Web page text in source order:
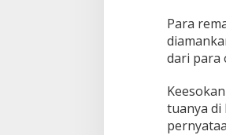
Para
dari para
tuanya di